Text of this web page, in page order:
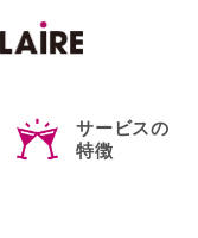
サービスの
特徴